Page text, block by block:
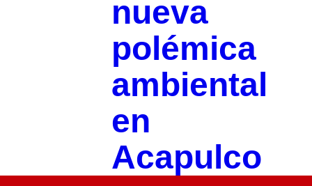
nueva
polémica
ambiental
en
Acapulco